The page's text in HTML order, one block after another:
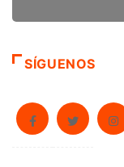
SÍGUENOS